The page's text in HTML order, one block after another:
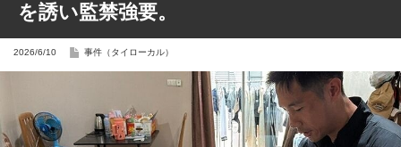
を誘い監禁強要。
2026/6/10 事件（タイローカル）